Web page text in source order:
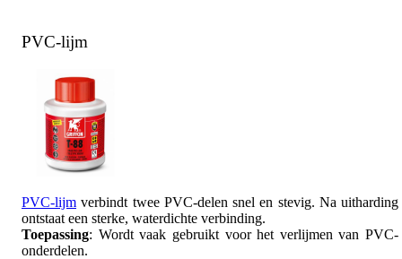
PVC-lijm
PVC-lijm verbindt twee PVC-delen snel en stevig. Na uitharding
ontstaat een sterke, waterdichte verbinding.
Toepassing: Wordt vaak gebruikt voor het verlijmen van PVC-
onderdelen.